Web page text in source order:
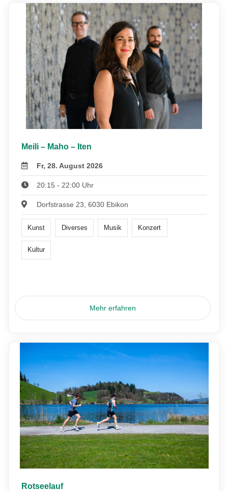
Meili – Maho – Iten
Fr, 28. August 2026
20:15 - 22:00 Uhr
Dorfstrasse 23, 6030 Ebikon
Kunst Diverses Musik Konzert
Kultur
Mehr erfahren
Rotseelauf